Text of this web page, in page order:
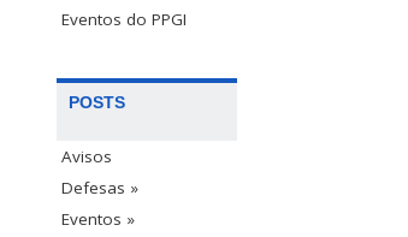
Eventos do PPGI
POSTS
Avisos
Defesas »
Eventos »